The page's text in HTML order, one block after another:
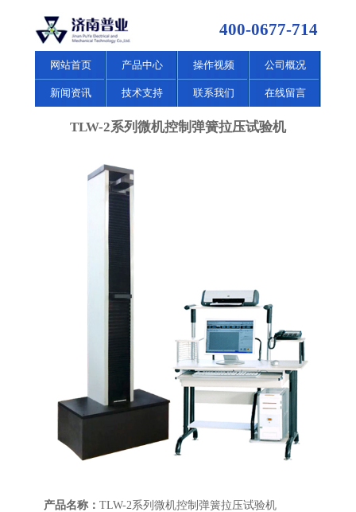
400-0677-714
网站首页 产品中心 操作视频 公司概况
新闻资讯 技术支持 联系我们 在线留言
TLW-2系列微机控制弹簧拉压试验机
产品名称： TLW-2系列微机控制弹簧拉压试验机